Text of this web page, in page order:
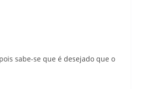
sabe-se que é desejado que o